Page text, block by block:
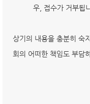
우, 접수가 거부됩
상기의 내용을 충분히 숙
회의 어떠한 책임도 부담